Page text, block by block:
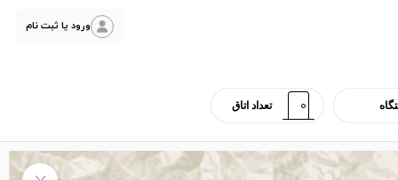
ورود یا ثبت نام